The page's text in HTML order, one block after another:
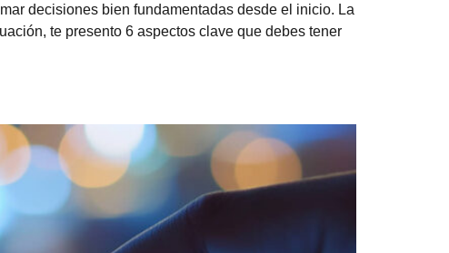
decisiones bien fundamentadas desde el inicio. La
te presento 6 aspectos clave que debes tener